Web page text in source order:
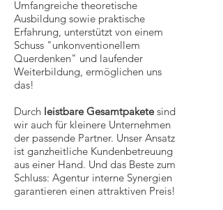
Umfangreiche theoretische
Ausbildung sowie praktische
Erfahrung, unterstützt von einem
Schuss "unkonventionellem
Querdenken" und laufender
Weiterbildung, ermöglichen uns
das!
Durch leistbare Gesamtpaketesind
wir auch für kleinere Unternehmen
der passende Partner. Unser Ansatz
ist ganzheitliche Kundenbetreuung
aus einer Hand. Und das Beste zum
Schluss: Agentur interne Synergien
garantieren einen attraktiven Preis!